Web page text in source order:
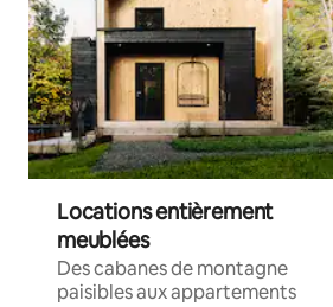
Locations entièrement
meublées
Des cabanes de montagne
paisibles aux appartements